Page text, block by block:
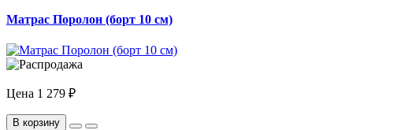
Матрас Поролон (борт 10 см)
Цена 1 279 ₽
В корзину